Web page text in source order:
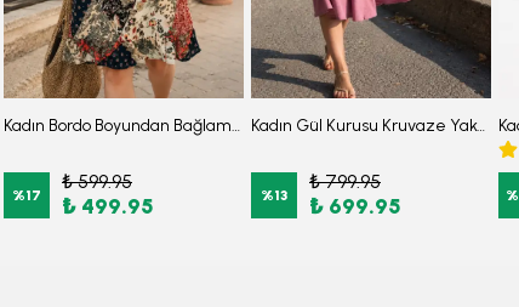
Kadın Bordo Boyundan Bağlamalı Beli Kuşaklı Eteği Fırfırlı Elbise ARM-26Y001149
%17
₺ 599.95
₺ 499.95
Kadın Gül Kurusu Kruvaze Yaka Omuzu Fırfır Detaylı Beli Lastikli Midi Boy Elbise ARM-26Y001141
%13
₺ 799.95
₺ 699.95 %